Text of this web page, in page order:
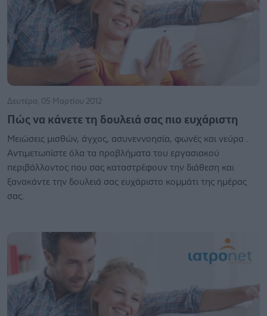
Δευτέρα, 05 Μαρτίου 2012
Πώς να κάνετε τη δουλειά σας πιο ευχάριστη
Μειώσεις μισθών, άγχος, ασυνεννοησία, φωνές και νεύρα .
Αντιμετωπίστε όλα τα προβλήματα του εργασιακού
περιβάλλοντος που σας καταστρέφουν την διάθεση και
ξανακάντε την δουλειά σας ευχάριστο κομμάτι της ημέρας
σας.